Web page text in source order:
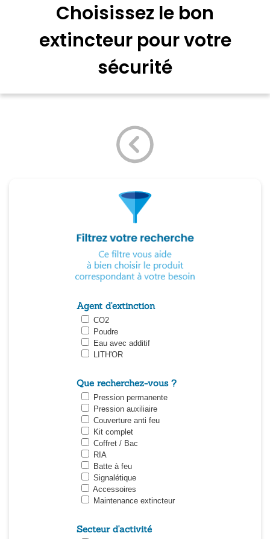
Choisissez le bon
extincteur pour votre
sécurité
Agent d'extinction
CO2
Poudre
Eau avec additif
LITH'OR
Que recherchez-vous ?
Pression permanente
Pression auxiliaire
Couverture anti feu
Kit complet
Coffret / Bac
RIA
Batte à feu
Signalétique
Accessoires
Maintenance extincteur
Secteur d'activité